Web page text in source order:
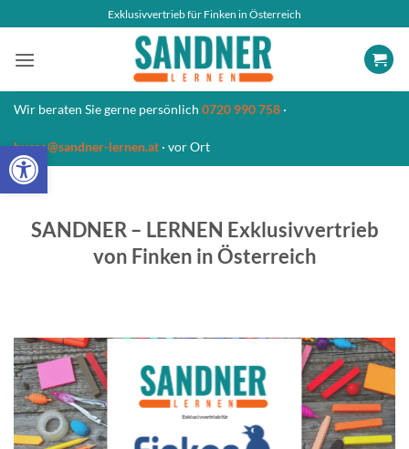
Open toolbar
Inhalt
springen
Exklusivvertrieb für Finken in Österreich
Wir beraten Sie gerne persönlich 0720 990 758 ·
buero@sandner-lernen.at · vor Ort
SANDNER – LERNEN Exklusivvertrieb
von Finken in Österreich
Exklusivvertrieb für